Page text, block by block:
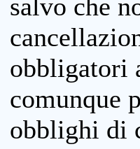
salvo che
obbligatori
comunque
obblighi di